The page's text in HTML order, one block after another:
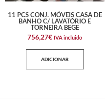
11 PCS CONJ. MÓVEIS CASA DE
BANHO C/ LAVATÓRIO E
TORNEIRA BEGE
756,27€ IVA incluido
ADICIONAR